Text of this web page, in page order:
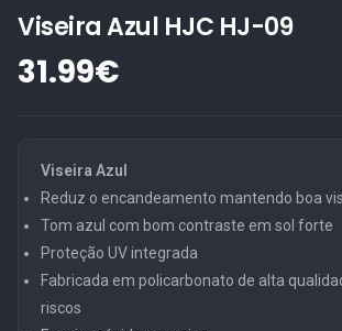
Viseira Azul HJC HJ-09
31.99€
Viseira Azul
Reduz o encandeamento mantendo boa
Tom azul com bom contraste em sol forte
Proteção UV integrada
Fabricada em policarbonato de alta
riscos